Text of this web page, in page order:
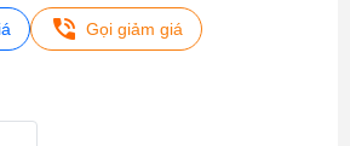
Gọi giảm giá